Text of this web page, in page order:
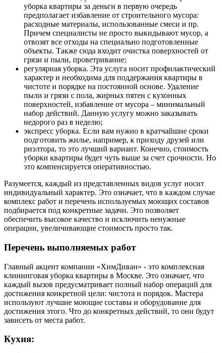
уборка квартиры за деньги в первую очередь
предполагает избавление от строительного мусора:
расходные материалы, использованные смеси и пр.
Причем специалисты не просто выкидывают мусор, а
отвозят все отходы на специально подготовленные
объекты. Также сюда входит очистка поверхностей от
грязи и пыли, проветривание;
регулярная уборка. Эта услуга носит профилактический
характер и необходима для поддержания квартиры в
чистоте и порядке на постоянной основе. Удаление
пыли и грязи с пола, жирных пятен с кухонных
поверхностей, избавление от мусора – минимальный
набор действий. Данную услугу можно заказывать
недорого раз в неделю;
экспресс уборка. Если вам нужно в кратчайшие сроки
подготовить жилье, например, к приходу друзей или
риэлтора, то это лучший вариант. Конечно, стоимость
уборки квартиры будет чуть выше за счет срочности. Но
это компенсируется оперативностью.
Разумеется, каждый из представленных видов услуг носит
индивидуальный характер. Это означает, что в каждом случае
комплекс работ и перечень используемых моющих составов
подбирается под конкретные задачи. Это позволяет
обеспечить высокое качество и исключить ненужные
операции, увеличивающие стоимость просто так.
Перечень выполняемых работ
Главный акцент компании «ХимДиван» - это комплексная
клининговая уборка квартиры в Москве. Это означает, что
каждый вызов предусматривает полный набор операций для
достижения конкретной цели: чистота и порядок. Мастера
используют лучшие моющие составы и оборудование для
достижения этого. Что до конкретных действий, то они будут
зависеть от места работ.
Кухня: